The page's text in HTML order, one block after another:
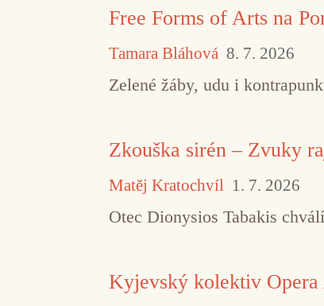
Free Forms of Arts na
Tamara Bláhová 8. 7. 2026
Zelené žáby, udu i
Zkouška sirén – Zvuky
Matěj Kratochvíl 1. 7. 2026
Otec Dionysios Tabakis
Kyjevský kolektiv